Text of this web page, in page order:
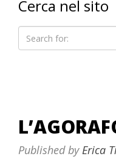
Cerca nel sito
Published byErica